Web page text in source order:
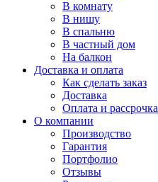
В комнату
В нишу
В спальню
В частный дом
На балкон
Доставка и оплата
Как сделать заказ
Доставка
Оплата и рассрочка
О компании
Производство
Гарантия
Портфолио
Отзывы